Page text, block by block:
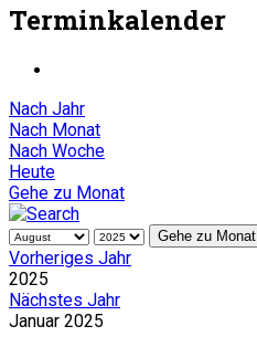
Terminkalender
Nach Jahr
Nach Monat
Nach Woche
Heute
Gehe zu Monat
Gehe zu Monat
Vorheriges Jahr
2025
Nächstes Jahr
Januar 2025